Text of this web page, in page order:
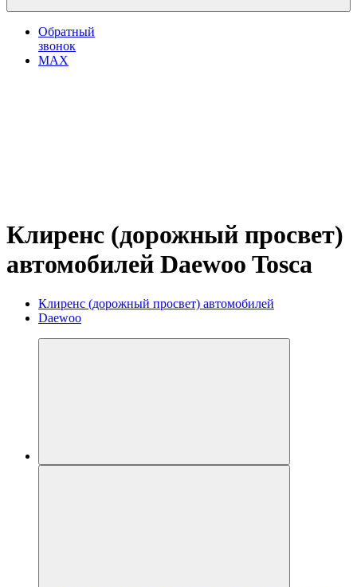
Обратный
звонок
MAX
Клиренс (дорожный просвет)
автомобилей Daewoo Tosca
Клиренс (дорожный просвет) автомобилей
Daewoo